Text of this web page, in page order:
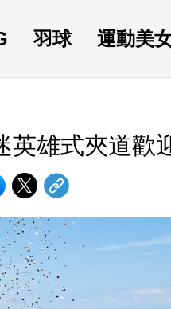
羽球 運動美
雄式夾道歡